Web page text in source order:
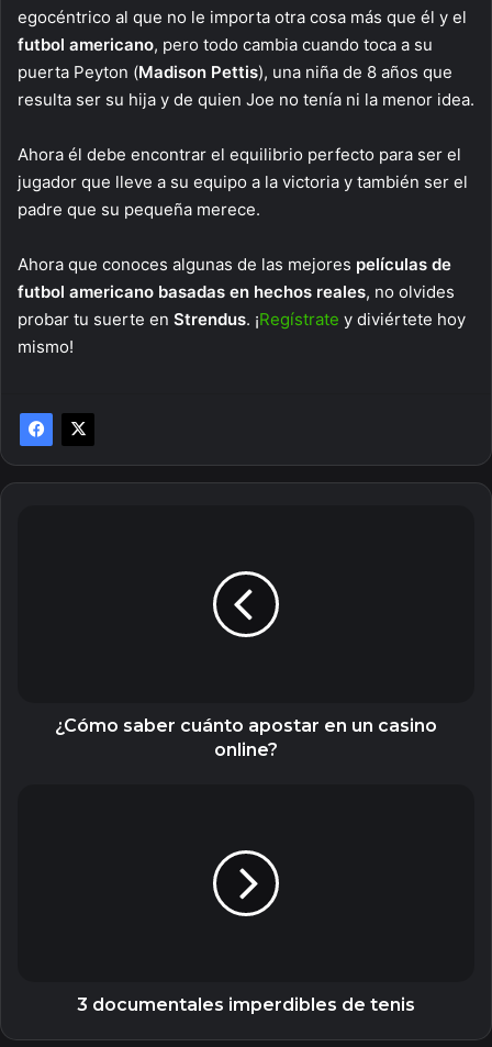
egocéntrico al que no le importa otra cosa más que él y el
futbol americano, pero todo cambia cuando toca a su
puerta Peyton (Madison Pettis), una niña de 8 años que
resulta ser su hija y de quien Joe no tenía ni la menor idea.
Ahora él debe encontrar el equilibrio perfecto para ser el
jugador que lleve a su equipo a la victoria y también ser el
padre que su pequeña merece.
Ahora que conoces algunas de las mejores películas de
futbol americano basadas en hechos reales, no olvides
probar tu suerte en Strendus. ¡Regístrate y diviértete hoy
mismo!
¿Cómo saber cuánto apostar en un casino
online?
3 documentales imperdibles de tenis